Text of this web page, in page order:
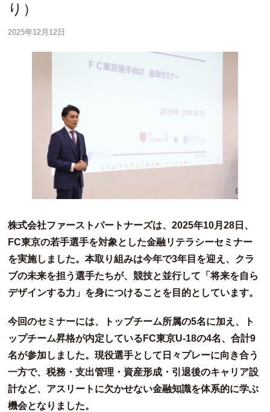
り）
2025年12月12日
株式会社ファーストパートナーズは、2025年10月28日、
FC東京の若手選手を対象とした金融リテラシーセミナー
を実施しました。本取り組みは今年で3年目を迎え、クラ
ブの未来を担う選手たちが、競技と並行して「将来を自ら
デザインする力」を身につけることを目的としています。
今回のセミナーには、トップチーム所属の5名に加え、ト
ップチーム昇格が内定しているFC東京U-18の4名、合計9
名が参加しました。現役選手として日々プレーに向き合う
一方で、税務・支出管理・資産形成・引退後のキャリア設
計など、アスリートに欠かせない金融知識を体系的に学ぶ
機会となりました。